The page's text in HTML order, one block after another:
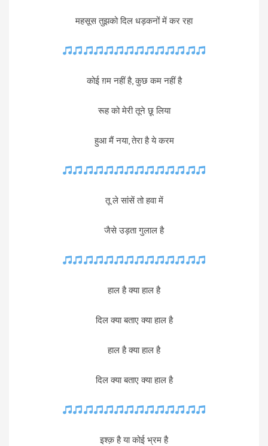
महसूस तुझको दिल धड़कनों में कर रहा
कोई ग़म नहीं है, कुछ कम नहीं है
रूह को मेरी तूने छू लिया
हुआ मैं नया, तेरा है ये करम
तू ले सांसें तो हवा में
जैसे उड़ता गुलाल है
हाल है क्या हाल है
दिल क्या बताए क्या हाल है
हाल है क्या हाल है
दिल क्या बताए क्या हाल है
इश्क़ है या कोई भ्रम है